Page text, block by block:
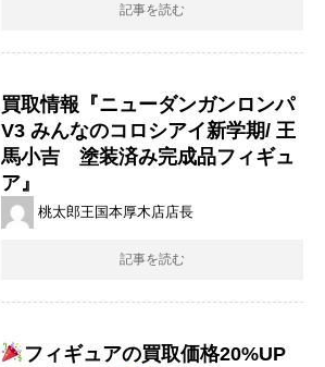
記事を読む
買取情報『ニューダンガンロンパ
V3 ​みんなのコロシアイ新学期/ 王
馬小吉 塗装済み完成品フィギュ
ア』
桃太郎王国本厚木店店長
記事を読む
フィギュアの買取価格20%UP